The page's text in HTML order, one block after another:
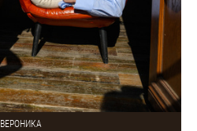
ВЕРОНИКА